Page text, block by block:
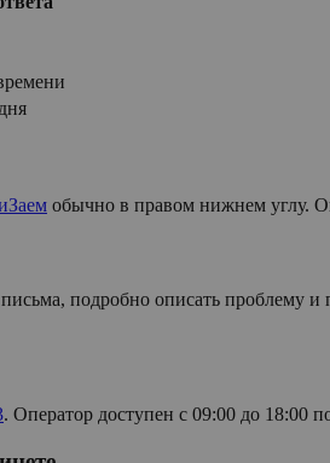
обычно в правом нижнем углу.
подробно описать
. Оператор доступен с 09:00 до 18:00